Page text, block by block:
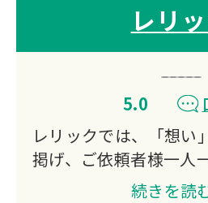
レリ
5.0
レリックでは、「想い
掲げ、ご依頼者様一人
最善のご提案と丁寧な
続きを読